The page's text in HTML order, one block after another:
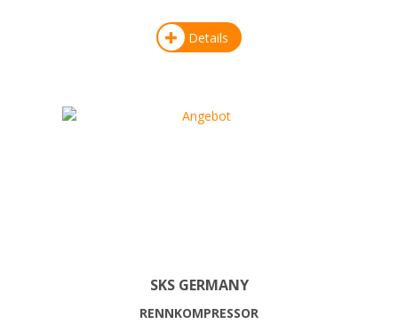
Details
SKS GERMANY
RENNKOMPRESSOR